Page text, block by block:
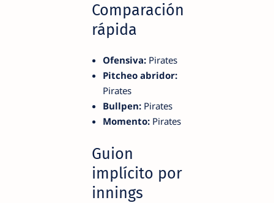
Comparación
rápida
Ofensiva: Pirates
Pitcheo abridor:
Pirates
Bullpen: Pirates
Momento: Pirates
Guion
implícito por
innings